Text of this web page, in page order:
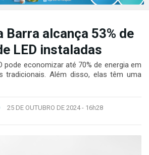
Barra alcança 53% de
LED instaladas
pode economizar até 70% de energia em
tradicionais. Além disso, elas têm uma
25 DE OUTUBRO DE 2024 - 16h28